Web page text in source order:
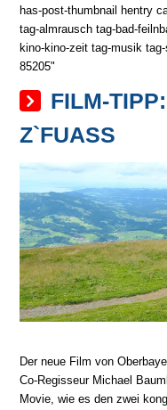
has-post-thumbnail hentry
tag-almrausch tag-bad-
kino-kino-zeit tag-musik
85205"
FILM-
Z`FUASS
Der neue Film von
Co-Regisseur Michael
Movie, wie es den zwei